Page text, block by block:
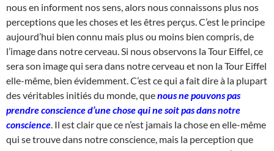
nous en informent nos sens, alors nous connaissons plus nos
perceptions que les choses et les êtres perçus. C’est le principe
aujourd’hui bien connu mais plus ou moins bien compris, de
l’image dans notre cerveau. Si nous observons la Tour Eiffel, ce
sera son image qui sera dans notre cerveau et non la Tour Eiffel
elle-même, bien évidemment. C’est ce qui a fait dire à la plupart
des véritables initiés du monde, quenous ne pouvons pas
prendre conscience d’une chose qui ne soit pas dans notre
conscience . Il est clair que ce n’est jamais la chose en elle-même
qui se trouve dans notre conscience, mais la perception que